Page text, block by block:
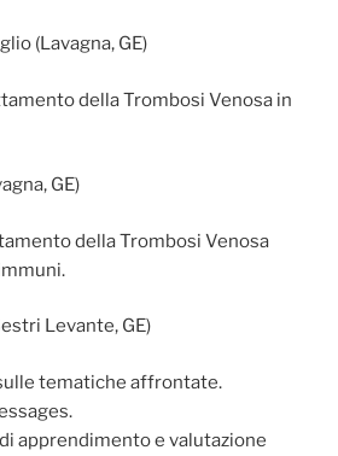
(Lavagna, GE)
della Trombosi Venosa in
GE)
della Trombosi Venosa
Levante, GE)
tematiche affrontate.
apprendimento e valutazione